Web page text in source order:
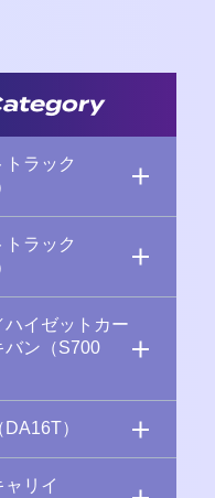
ラック
ラック
ハイゼットカー
バン（S700
）
ャリイ